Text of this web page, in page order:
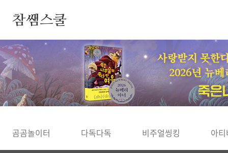
참쌤스쿨
◀
곰곰놀이터 다독다독 비주얼씽킹 아